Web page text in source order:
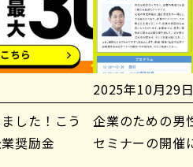
した！こう
奨励金
2025年10月29日
企業のための男
セミナーの開催